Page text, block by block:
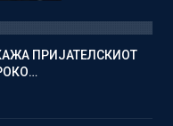
ПРИЈАТЕЛСКИОТ